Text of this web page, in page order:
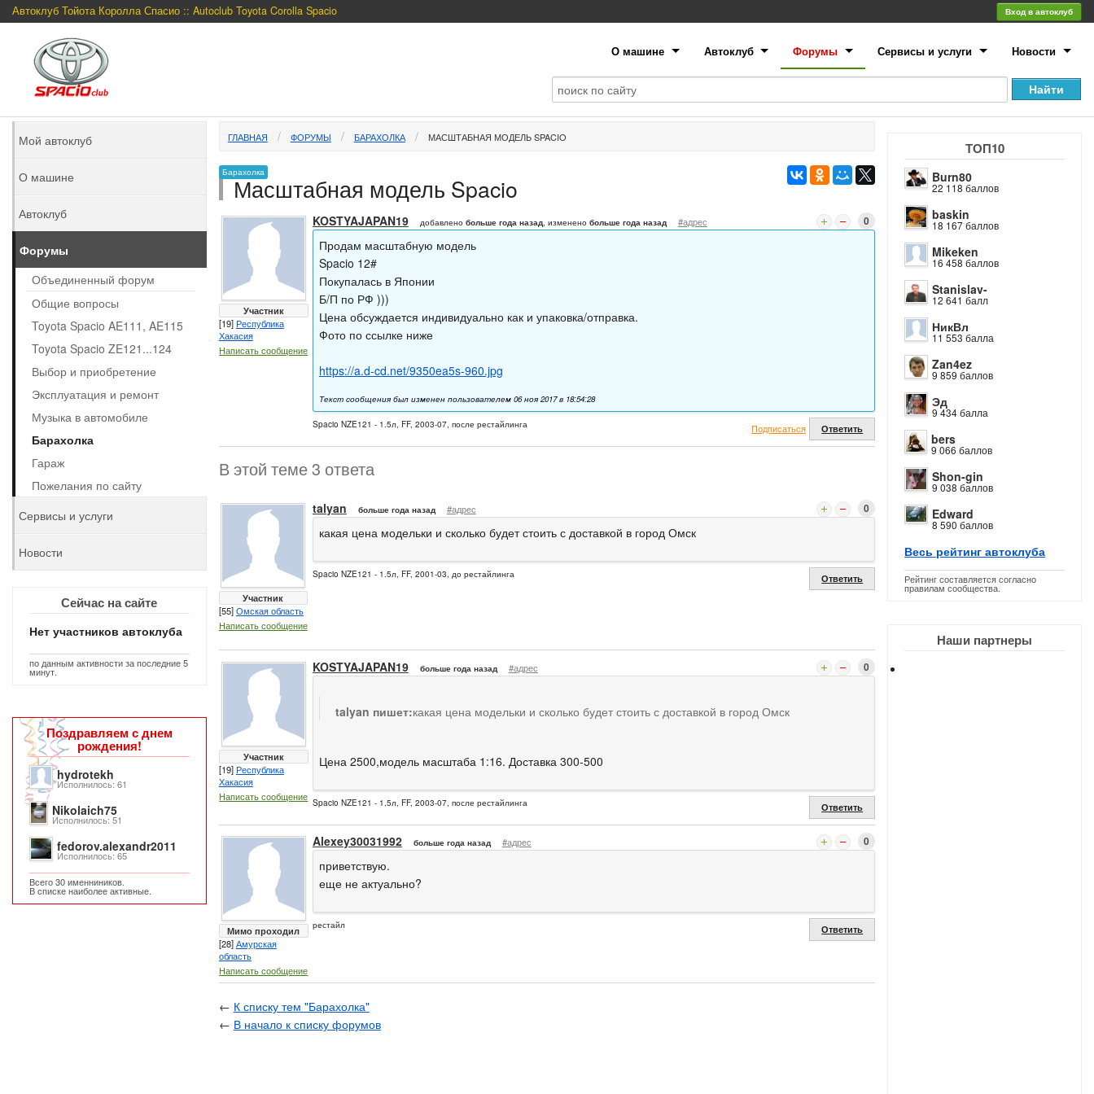
Автоклуб Тойота Королла Спасио :: Autoclub Toyota Corolla Spacio Вход в автоклуб
О машине Автоклуб Форумы Сервисы и услуги Новости
ТОП10
Burn80
22 118 баллов
baskin
18 167 баллов
Mikeken
16 458 баллов
Stanislav-
12 641 балл
НикВл
11 553 балла
Zan4ez
9 859 баллов
Эд
9 434 балла
bers
9 066 баллов
Shon-gin
9 038 баллов
Edward
8 590 баллов
Весь рейтинг автоклуба
Рейтинг составляется согласно
правилам сообщества.
Наши партнеры
ГЛАВНАЯ ФОРУМЫ БАРАХОЛКА МАСШТАБНАЯ МОДЕЛЬ SPACIO
Барахолка
Масштабная модель Spacio
Участник
[19]Республика
Хакасия
Написать сообщение
KOSTYAJAPAN19 добавлено больше года назад, изменено больше года назад #адрес 0
Продам масштабную модель
Spacio 12#
Покупалась в Японии
Б/П по РФ )))
Цена обсуждается индивидуально как и упаковка/отправка.
Фото по ссылке ниже
https://a.d-cd.net/9350ea5s-960.jpg
Текст сообщения был изменен пользователем 06 ноя 2017 в 18:54:28
Spacio NZE121 - 1.5л, FF, 2003-07, после рестайлинга Подписаться Ответить
В этой теме 3 ответа
Участник
[55]Омская область
Написать сообщение
talyan больше года назад #адрес 0
какая цена модельки и сколько будет стоить с доставкой в город Омск
Spacio NZE121 - 1.5л, FF, 2001-03, до рестайлинга Ответить
Участник
[19]Республика
Хакасия
Написать сообщение
KOSTYAJAPAN19 больше года назад #адрес 0
talyan пишет:какая цена модельки и сколько будет стоить с доставкой в город Омск
Цена 2500,модель масштаба 1:16. Доставка 300-500
Spacio NZE121 - 1.5л, FF, 2003-07, после рестайлинга Ответить
Мимо проходил
[28]Амурская
область
Написать сообщение
Alexey30031992 больше года назад #адрес 0
приветствую.
еще не актуально?
рестайл Ответить
← К списку тем "Барахолка"
← В начало к списку форумов
Мой автоклуб
О машине
Автоклуб
Форумы
Объединенный форум
Общие вопросы
Toyota Spacio AE111, AE115
Toyota Spacio ZE121...124
Выбор и приобретение
Эксплуатация и ремонт
Музыка в автомобиле
Барахолка
Гараж
Пожелания по сайту
Сервисы и услуги
Новости
Сейчас на сайте
Нет участников автоклуба
по данным активности за последние 5
минут.
Поздравляем с днем
рождения!
hydrotekh
Исполнилось: 61
Nikolaich75
Исполнилось: 51
fedorov.alexandr2011
Исполнилось: 65
Всего 30 именниников.
В списке наиболее активные.